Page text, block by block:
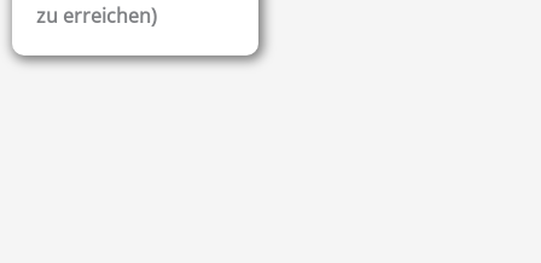
zu erreichen)